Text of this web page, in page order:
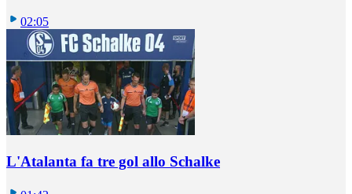
02:05
L'Atalanta fa tre gol allo Schalke